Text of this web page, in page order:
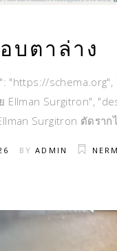
บตาล่าง
"https://
Ellman Surgitron",
Surgitron ตัดราก
BYADMIN